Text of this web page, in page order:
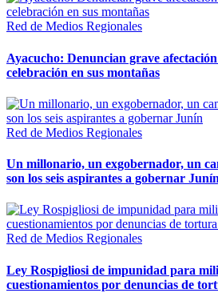
Red de Medios Regionales
Ayacucho: Denuncian grave
celebración en sus montañas
Red de Medios Regionales
Un millonario, un exgobernador, un
son los seis aspirantes a gobernar Junín
Red de Medios Regionales
Ley Rospigliosi de impunidad para
cuestionamientos por denuncias de